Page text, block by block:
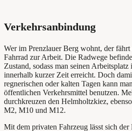
Verkehrsanbindung
Wer im Prenzlauer Berg wohnt, der
Fahrrad zur Arbeit. Die Radwege
Zustand, sodass man seinen
innerhalb kurzer Zeit erreicht. Doch
regnerischen oder kalten Tagen kann
öffentlichen Verkehrsmittel benutzen.
durchkreuzen den Helmholtzkiez,
M2, M10 und M12.
Mit dem privaten Fahrzeug lässt sich